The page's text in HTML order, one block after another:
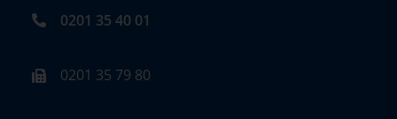
0201 35 40 01
0201 35 79 80